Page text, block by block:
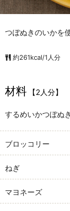
つぼぬきのいかを
約261kcal/1人分
材料 【2人分】
するめいかつぼぬき
ブロッコリー
ねぎ
マヨネーズ